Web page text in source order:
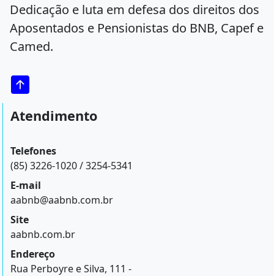
Dedicação e luta em defesa dos direitos dos
Aposentados e Pensionistas do BNB, Capef e
Camed.
Atendimento
Telefones
(85) 3226-1020 / 3254-5341
E-mail
aabnb@aabnb.com.br
Site
aabnb.com.br
Endereço
Rua Perboyre e Silva, 111 -